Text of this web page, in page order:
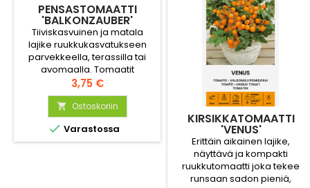
PENSASTOMAATTI
'BALKONZAUBER'
Tiiviskasvuinen ja matala
lajike ruukkukasvatukseen
parvekkeella, terassilla tai
avomaalla. Tomaatit
keskikokoisia, makeita ja
maukkaita.
Hinta
3,75 €
 Ostoskoriin
 Varastossa
KIRSIKKATOMAATTI
'VENUS'
Erittäin aikainen lajike,
näyttävä ja kompakti
ruukkutomaatti joka tekee
runsaan sadon pieniä,